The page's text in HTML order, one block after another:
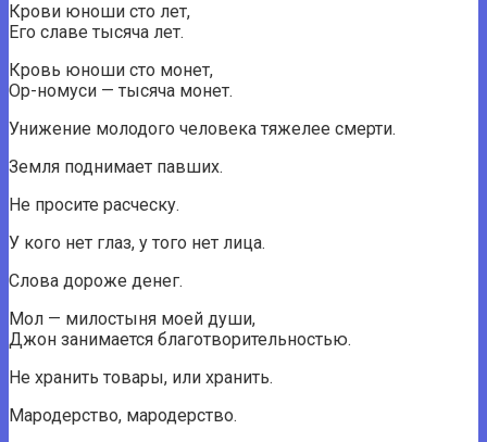
Крови юноши сто лет,
Его славе тысяча лет.
Кровь юноши сто монет,
Ор-номуси — тысяча монет.
Унижение молодого человека тяжелее смерти.
Земля поднимает павших.
Не просите расческу.
У кого нет глаз, у того нет лица.
Слова дороже денег.
Мол — милостыня моей души,
Джон занимается благотворительностью.
Не хранить товары, или хранить.
Мародерство, мародерство.